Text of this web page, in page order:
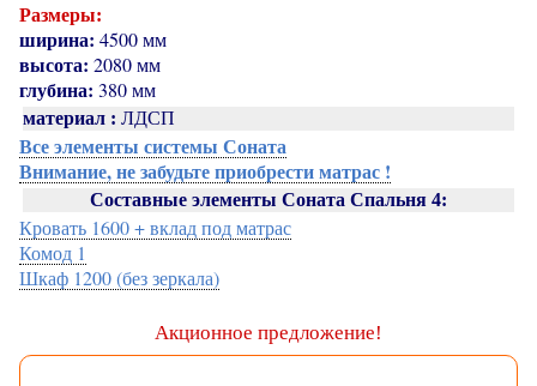
Размеры:
ширина: 4500 мм
высота: 2080 мм
глубина: 380 мм
материал : ЛДСП
Все элементы системы Соната
Внимание, не забудьте приобрести матрас !
Составные элементы Соната Спальня 4:
Кровать 1600 + вклад под матрас
Комод 1
Шкаф 1200 (без зеркала)
Акционное предложение!